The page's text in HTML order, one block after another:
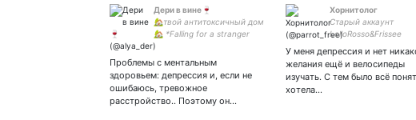
Дери в вине🍷
🏡твой антитоксичный дом
🏡 *Falling for a stranger
good gracious* Здесь любят
Проблемы с ментальным
здоровьем: депрессия и, если не
ошибаюсь, тревожное
расстройство.. Поэтому он…
Xорнитолог
Старый аккаунт
LolloRosso&Frissee
моей обнажённой
по ссылке ниже👇🏼
У меня депрессия и нет
желания ещё и велосипеды
изучать. С тем было всё
хотела…